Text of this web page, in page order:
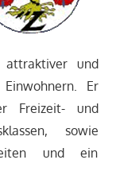
und
Er
Freizeit- und
sowie
und ein